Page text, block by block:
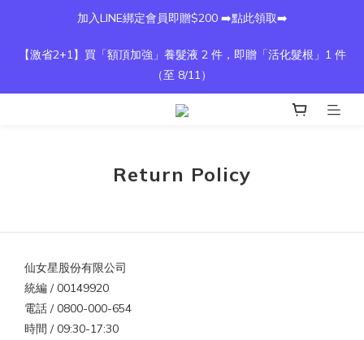
加入LINE綁定會員即贈$200 ➡️點此領取➡️
【激省2+1】買「額頂加強」養髮液 2 件，即贈「活化髮根」1 件
（至 8/11）
Return Policy
仙女星股份有限公司
統編 / 00149920
電話 / 0800-000-654
時間 / 09:30-17:30